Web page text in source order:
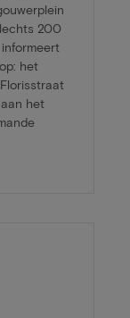
200
het
het